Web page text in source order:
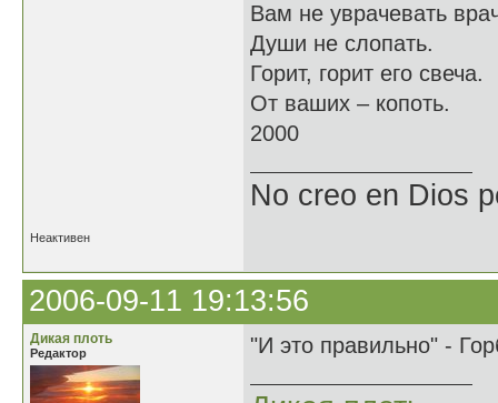
Вам не уврачевать
Души не слопать.
Горит, горит его свеча.
От ваших – копоть.
2000
No creo en Dios
Неактивен
2006-09-11 19:13:56
Дикая плоть
Редактор "И это правильно" -